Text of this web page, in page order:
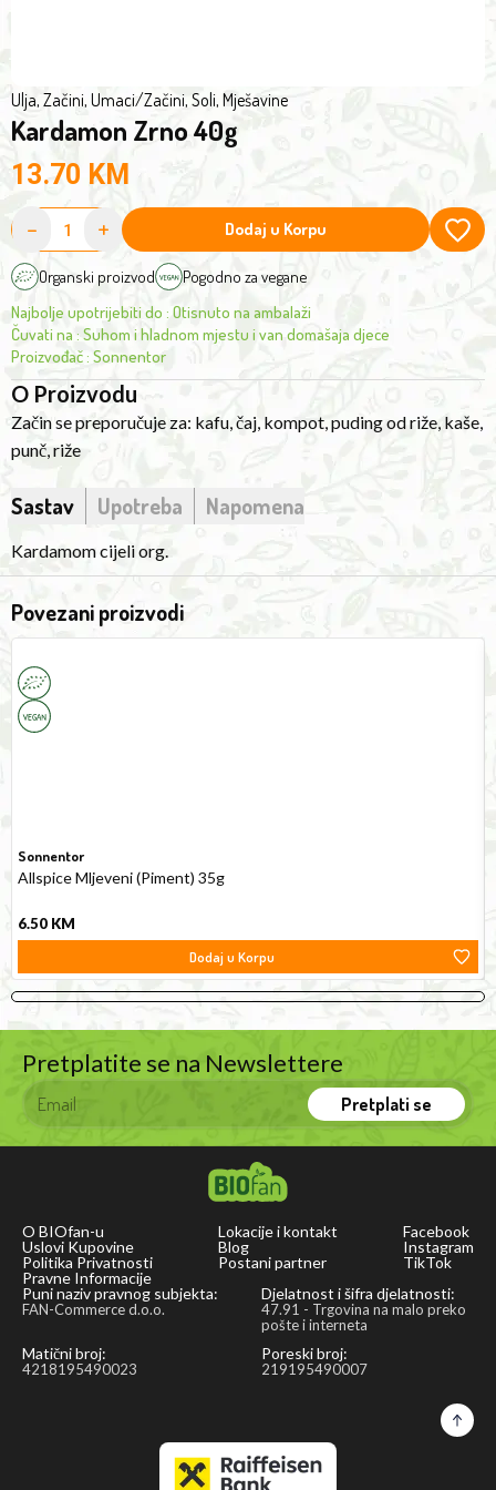
Ulja, Začini, Umaci/Začini, Soli, Mješavine
Kardamon Zrno 40g
13.70 KM
O Proizvodu
Začin se preporučuje za: kafu, čaj, kompot, puding od riže, kaše,
punč, riže
- + Dodaj u Korpu
Organski proizvod Pogodno za vegane
Najbolje upotrijebiti do : Otisnuto na ambalaži
Čuvati na : Suhom i hladnom mjestu i van domašaja djece
Proizvođač: Sonnentor
Sastav Upotreba Napomena
Kardamom cijeli org.
Povezani proizvodi
Sonnentor
Allspice Mljeveni (Piment) 35g
(Piment)
Ground
35g
6.50 KM
Dodaj u Korpu
Pretplatite se na Newslettere
Pretplati se
O BIOfan-u
Uslovi Kupovine
Politika Privatnosti
Lokacije i kontakt
Blog
Postani partner
Facebook
Instagram
TikTok
Pravne Informacije
Puni naziv pravnog subjekta:
FAN-Commerce d.o.o.
Djelatnost i šifra djelatnosti:
47.91 - Trgovina na malo preko
pošte i interneta
Matični broj:
4218195490023
Poreski broj:
219195490007